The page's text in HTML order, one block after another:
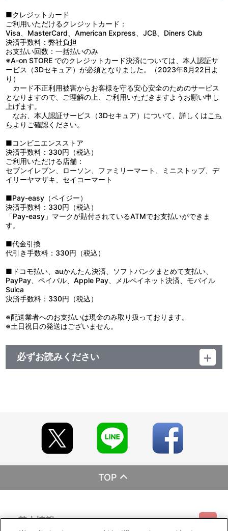
ブックレット（16P）
桐山光侍（原作者）単独インタビューに加え、岸本斉史（NARUTO
－ナルト－原作者）とのスペシャル対談、
高田茂祝（美術監督）、水本 完（音響監督）の新規インタビュー
ほか
他、仕様
キャラクターデザイン西尾鉄也描き下ろし収納ボックス＆インナー
ジャケット2種
斬りの男」／第43話「恐怖の館！謎の幽霊屋敷」
第44話「対決！？手裏剣使いの友情」／第45話「ミス忍空！検問
突破作戦！！」／第46話「月夜の刺客！封じられた技」
第47話「首都へ！正義の反乱者たち」／第48話「蘇る記憶！母を
さらった男」／第49話「解き放たれた力！決戦の時」
第50話「力を越えろ風助！最大空力！！」／第51話「雇われ用心
棒！夕日の決闘」／第52話「風助の強盗退治！仮面男の謎」
第53話「友情の舞台！ヒロユキの秘密」／第54話「消えた札
束！！悪者は誰だ？！」／第55話(最終話)「風助、映画スターにな
る？！」
先の大戦が終わり、時代はEDO、戦後の混乱はいまだおさまら
ず、人々は軍事将軍率いる軍事政府の圧政に苦しんでいた。元・忍
ある藍眺、橙次とその妹・里穂子に出会い、5人はそろって旅をす
ることになる。だがその旅はままならず、謎の刺客に阻まれる。5
人に襲いかかる刺客とは恐るべき力と技を持ち、人の心を持たない
戦士たちだ。それに対し、風助、藍眺、橙次は鍛え抜いた忍空技
と、強い絆で立ち向かい、次々と敵を倒してゆく。果たして、敵の
政府の三大軍師の正体とは？ 数々の謎と野望が、混乱の時代を駆け
めぐる!!
※藍眺の眺は「月」＋「兆」が正しい表記となります。
■クレジットカード
ご利用いただけるクレジットカード：
Visa、MasterCard、American Express、JCB、Diners Club
決済手数料：弊社負担
お支払い回数：一括払いのみ
※A-on STORE でのクレジットカード決済については、本人認証サ
ービス（3Dセキュア）が必須となりました。（2023年8月22日よ
り）
カード不正利用被害からお客様を守る安心安全のためのサービス
となりますので、ご理解の上、ご利用いただきますようお願い申し
上げます。
なお、本人認証サービス（3Dセキュア）について、詳しくはこち
ら よりご確認ください。
■コンビニエンスストア
決済手数料：330円（税込）
ご利用いただける店舗：
セブンイレブン、ローソン、ファミリーマート、ミニストップ、デ
イリーヤマザキ、セイコーマート
■Pay-easy（ペイジー）
決済手数料：330円（税込）
「Pay-easy」マークが貼付されているATMでお支払いができま
す。
■代金引換
代引き手数料：330円（税込）
■ドコモ払い、auかんたん決済、ソフトバンクまとめて支払い、
PayPay、ペイパル、Apple Pay、メルペイネット決済、モバイル
Suica
決済手数料：330円（税込）
※配送業者へのお支払いは現金のみ取り扱っております。
※土日祝日の発送はございません。
必ずお読みください
TOP
基本情報